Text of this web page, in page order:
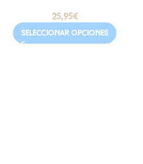
25,95€
SELECCIONAR OPCIONES